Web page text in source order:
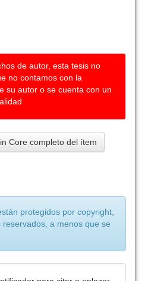
de autor, esta tesis no
no contamos con la
su autor o se cuenta con un
Core completo del ítem
protegidos por copyright,
a menos que se